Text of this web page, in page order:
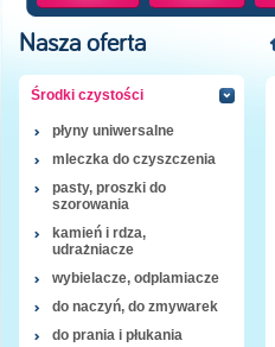
Nasza oferta
Środki czystości
płyny uniwersalne
mleczka do czyszczenia
pasty, proszki do
szorowania
kamień i rdza,
udrażniacze
wybielacze, odplamiacze
do naczyń, do zmywarek
do prania i płukania